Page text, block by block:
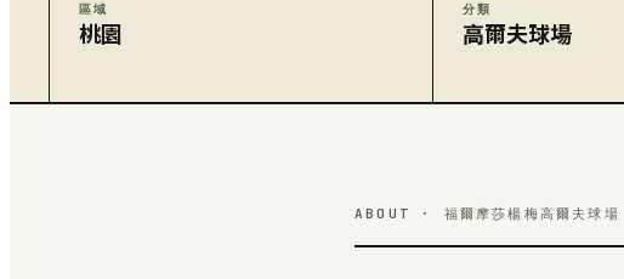
區域
桃園
分類
高爾夫球場
ABOUT · 福爾摩莎楊梅高爾夫球場